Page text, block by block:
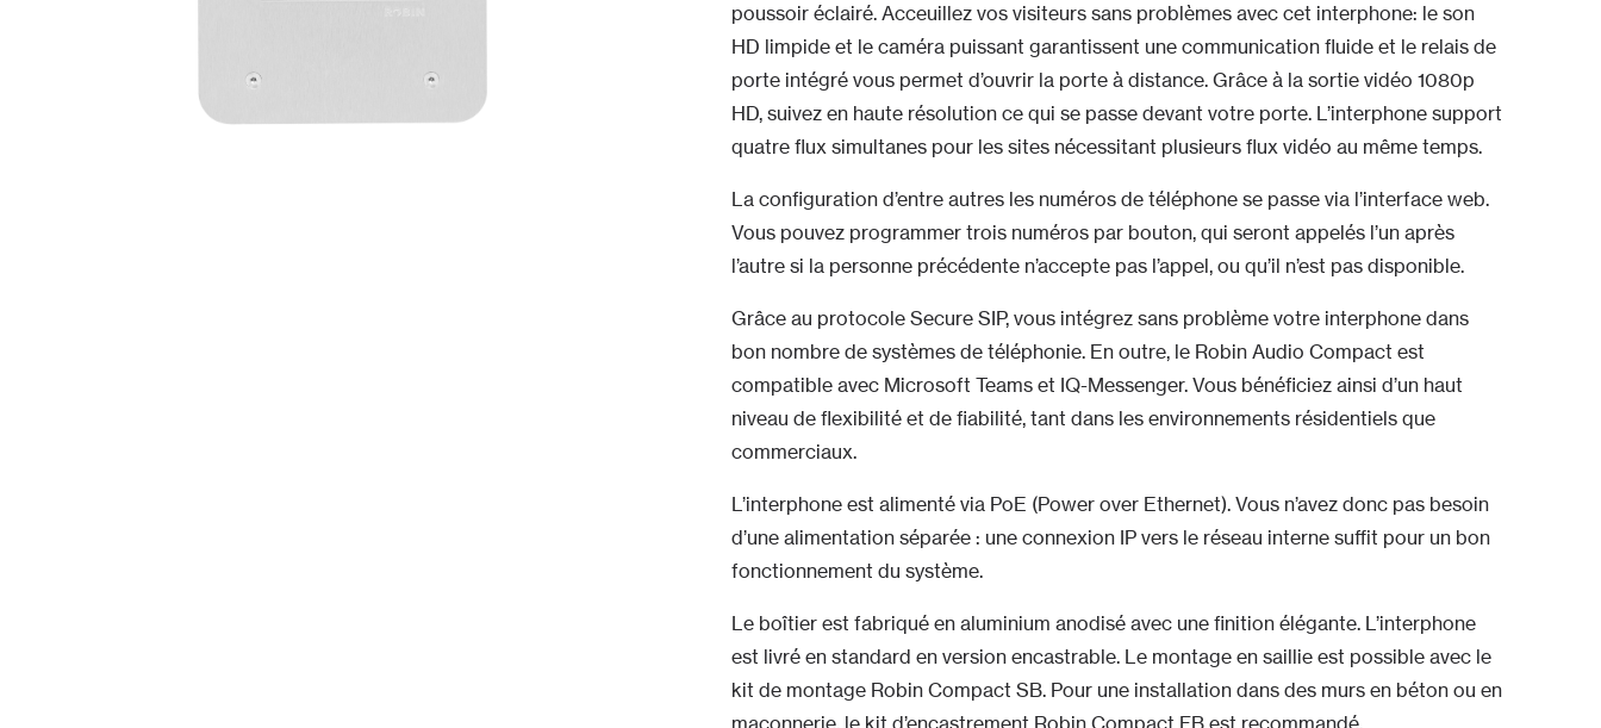
poussoir éclairé. Acceuillez vos visiteurs sans problèmes avec cet interphone: le son
HD limpide et le caméra puissant garantissent une communication fluide et le relais de
porte intégré vous permet d’ouvrir la porte à distance. Grâce à la sortie vidéo 1080p
HD, suivez en haute résolution ce qui se passe devant votre porte. L’interphone support
quatre flux simultanes pour les sites nécessitant plusieurs flux vidéo au même temps.
La configuration d’entre autres les numéros de téléphone se passe via l’interface web.
Vous pouvez programmer trois numéros par bouton, qui seront appelés l’un après
l’autre si la personne précédente n’accepte pas l’appel, ou qu’il n’est pas disponible.
Grâce au protocole Secure SIP, vous intégrez sans problème votre interphone dans
bon nombre de systèmes de téléphonie. En outre, le Robin Audio Compact est
compatible avec Microsoft Teams et IQ-Messenger. Vous bénéficiez ainsi d’un haut
niveau de flexibilité et de fiabilité, tant dans les environnements résidentiels que
commerciaux.
L’interphone est alimenté via PoE (Power over Ethernet). Vous n’avez donc pas besoin
d’une alimentation séparée : une connexion IP vers le réseau interne suffit pour un bon
fonctionnement du système.
Le boîtier est fabriqué en aluminium anodisé avec une finition élégante. L’interphone
est livré en standard en version encastrable. Le montage en saillie est possible avec le
kit de montage Robin Compact SB. Pour une installation dans des murs en béton ou en
maçonnerie, le kit d’encastrement Robin Compact FB est recommandé.